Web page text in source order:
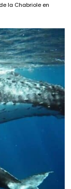
la Chabriole en